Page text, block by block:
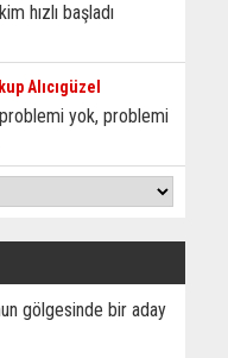
hızlı başladı
Alıcıgüzel
problemi yok, problemi
gölgesinde bir aday